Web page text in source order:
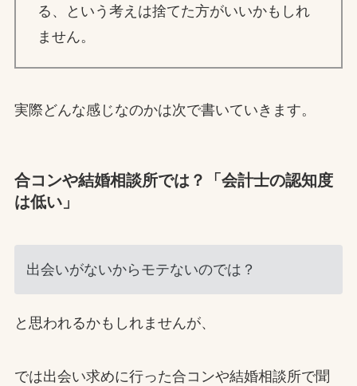
る、という考えは捨てた方がいいかもしれ
ません。
実際どんな感じなのかは次で書いていきます。
合コンや結婚相談所では？「会計士の認知度
は低い」
出会いがないからモテないのでは？
と思われるかもしれませんが、
では出会い求めに行った合コンや結婚相談所で聞